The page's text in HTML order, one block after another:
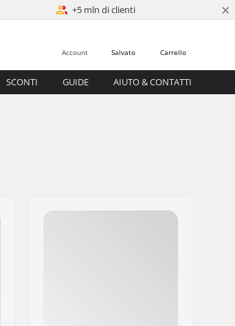
+5 mln di clienti ×
Carrello
Salvato
Account
SCONTI GUIDE AIUTO & CONTATTI